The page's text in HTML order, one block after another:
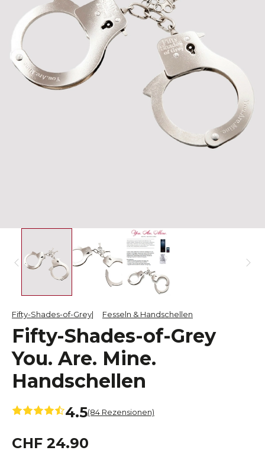
Fifty-Shades-of-Grey Fesseln & Handschellen
Fifty-Shades-of-Grey
You. Are. Mine.
Handschellen
4.5(84 Rezensionen)
CHF 24.90